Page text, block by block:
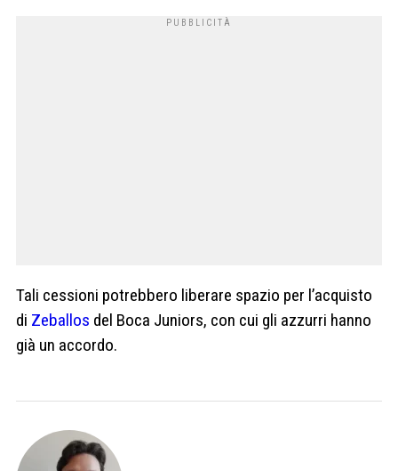
Tali cessioni potrebbero liberare spazio per l’acquisto
di Zeballos del Boca Juniors, con cui gli azzurri hanno
già un accordo.